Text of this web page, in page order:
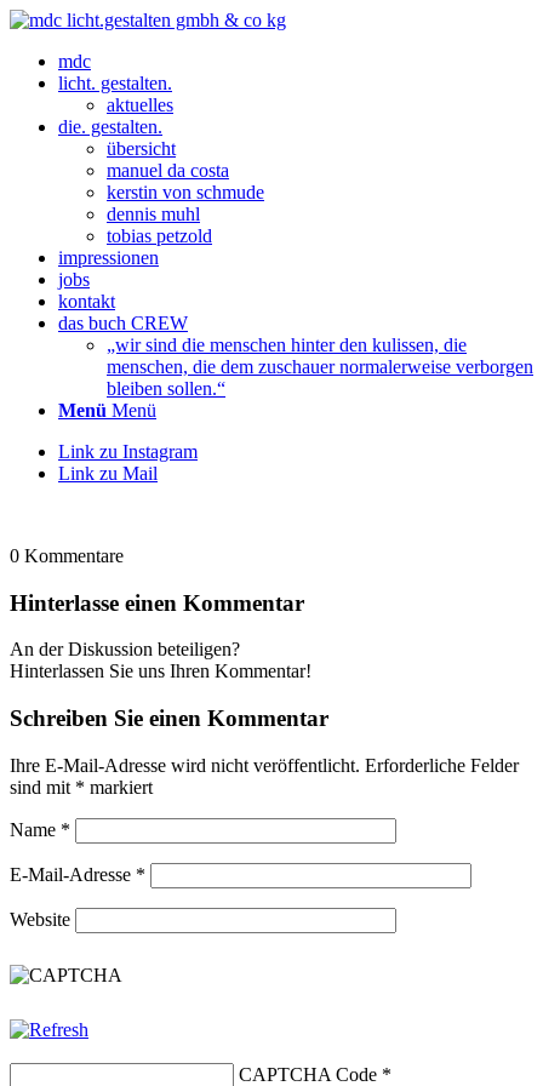
mdc
licht. gestalten.
aktuelles
die. gestalten.
übersicht
manuel da costa
kerstin von schmude
dennis muhl
tobias petzold
impressionen
jobs
kontakt
das buch CREW
„wir sind die menschen hinter den kulissen, die
menschen, die dem zuschauer normalerweise verborgen
bleiben sollen.“
Menü Menü
Link zu Instagram
Link zu Mail
0 Kommentare
Hinterlasse einen Kommentar
An der Diskussion beteiligen?
Hinterlassen Sie uns Ihren Kommentar!
Schreiben Sie einen Kommentar
Ihre E-Mail-Adresse wird nicht veröffentlicht. Erforderliche Felder
sind mit * markiert
Name *
E-Mail-Adresse *
Website
CAPTCHA Code *